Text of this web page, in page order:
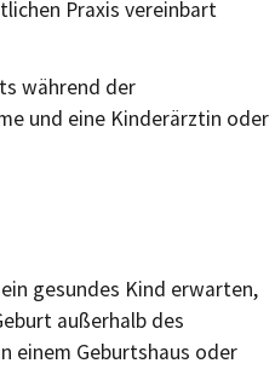
Praxis vereinbart
während der
und eine Kinderärztin oder
gesundes Kind erwarten,
außerhalb des
einem Geburtshaus oder